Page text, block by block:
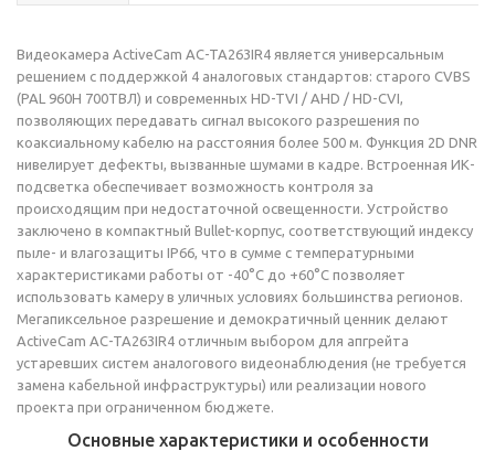
Видеокамера ActiveCam AC-TA263IR4 является универсальным
решением с поддержкой 4 аналоговых стандартов: старого CVBS
(PAL 960H 700ТВЛ) и современных HD-TVI / AHD / HD-CVI,
позволяющих передавать сигнал высокого разрешения по
коаксиальному кабелю на расстояния более 500 м. Функция 2D DNR
нивелирует дефекты, вызванные шумами в кадре. Встроенная ИК-
подсветка обеспечивает возможность контроля за
происходящим при недостаточной освещенности. Устройство
заключено в компактный Bullet-корпус, соответствующий индексу
пыле- и влагозащиты IP66, что в сумме с температурными
характеристиками работы от -40°C до +60°C позволяет
использовать камеру в уличных условиях большинства регионов.
Мегапиксельное разрешение и демократичный ценник делают
ActiveCam AC-TA263IR4 отличным выбором для апгрейта
устаревших систем аналогового видеонаблюдения (не требуется
замена кабельной инфраструктуры) или реализации нового
проекта при ограниченном бюджете.
Основные характеристики и особенности